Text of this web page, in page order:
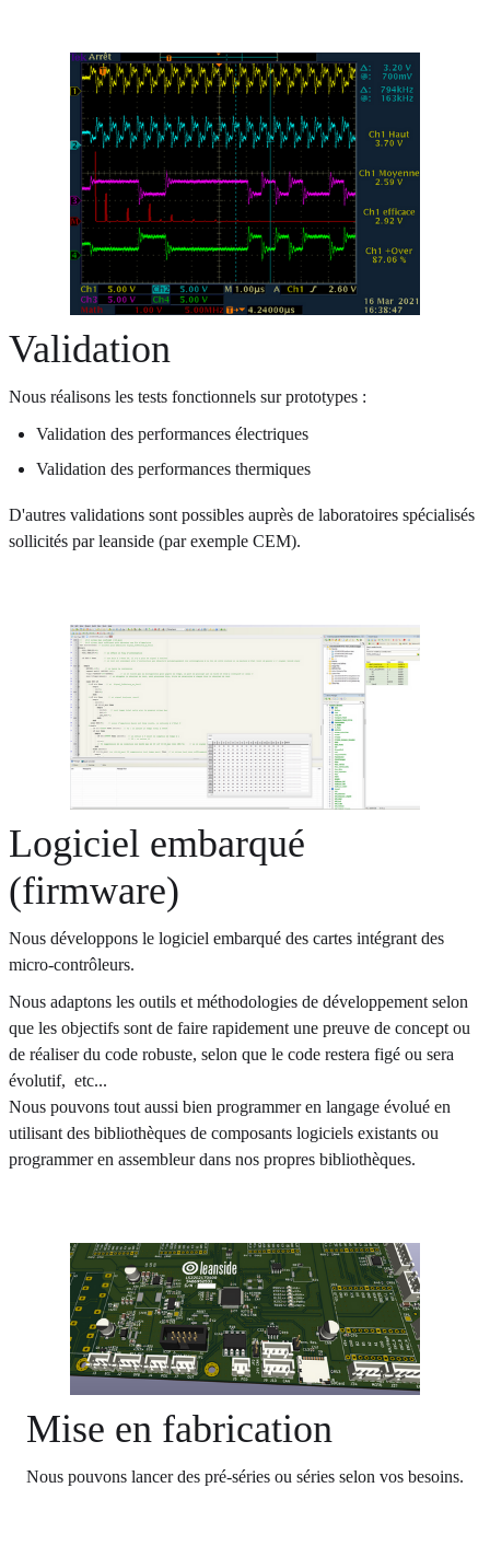
Validation
Nous réalisons les tests fonctionnels sur prototypes :
Validation des performances électriques
Validation des performances thermiques
D'autres validations sont possibles auprès de laboratoires spécialisés
sollicités par leanside (par exemple CEM).
Logiciel embarqué
(firmware)
Nous développons le logiciel embarqué des cartes intégrant des
micro-contrôleurs.
Nous adaptons les outils et méthodologies de développement selon
que les objectifs sont de faire rapidement une preuve de concept ou
de réaliser du code robuste, selon que le code restera figé ou sera
évolutif, etc...
Nous pouvons tout aussi bien programmer en langage évolué en
utilisant des bibliothèques de composants logiciels existants ou
programmer en assembleur dans nos propres bibliothèques.
Mise en fabrication
Nous pouvons lancer des pré-séries ou séries selon vos besoins.